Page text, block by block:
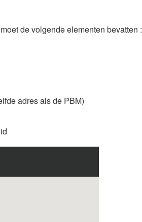
de volgende elementen bevatten :
adres als de PBM)